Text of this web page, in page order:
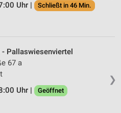
Uhr |
Schließt in 46 Min.
❯
- Pallaswiesenviertel
67 a
Uhr |
Geöffnet